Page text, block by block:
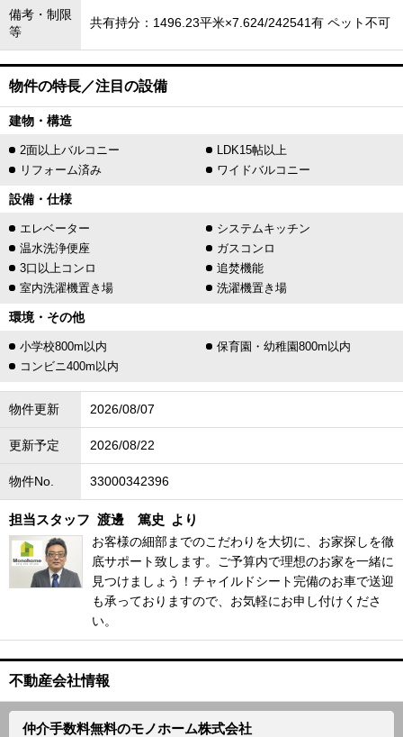
備考・制限
等
共有持分：1496.23平米×7.624/242541有 ペット不可
物件の特長／注目の設備
建物・構造
2面以上バルコニー
LDK15帖以上
リフォーム済み
ワイドバルコニー
設備・仕様
エレベーター
システムキッチン
温水洗浄便座
ガスコンロ
3口以上コンロ
追焚機能
室内洗濯機置き場
洗濯機置き場
環境・その他
小学校800m以内
保育園・幼稚園800m以内
コンビニ400m以内
物件更新 2026/08/07
更新予定 2026/08/22
物件No. 33000342396
担当スタッフ 渡邊 篤史 より
お客様の細部までのこだわりを大切に、お家探しを徹
底サポート致します。ご予算内で理想のお家を一緒に
見つけましょう！チャイルドシート完備のお車で送迎
も承っておりますので、お気軽にお申し付けくださ
い。
不動産会社情報
仲介手数料無料のモノホーム株式会社